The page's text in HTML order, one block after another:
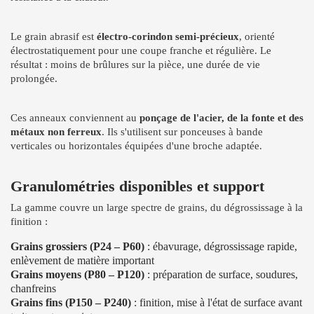
Le grain abrasif est électro-corindon semi-précieux, orienté
électrostatiquement pour une coupe franche et régulière. Le
résultat : moins de brûlures sur la pièce, une durée de vie
prolongée.
Ces anneaux conviennent au ponçage de l'acier, de la fonte et des
métaux non ferreux. Ils s'utilisent sur ponceuses à bande
verticales ou horizontales équipées d'une broche adaptée.
Granulométries disponibles et support
La gamme couvre un large spectre de grains, du dégrossissage à la
finition :
Grains grossiers (P24 – P60) : ébavurage, dégrossissage rapide,
enlèvement de matière important
Grains moyens (P80 – P120) : préparation de surface, soudures,
chanfreins
Grains fins (P150 – P240) : finition, mise à l'état de surface avant